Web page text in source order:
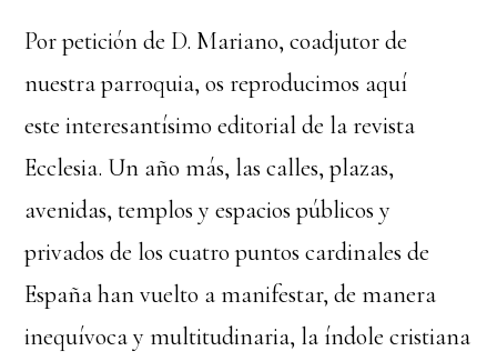
Por petición de D. Mariano, coadjutor de
nuestra parroquia, os reproducimos aquí
este interesantísimo editorial de la revista
Ecclesia. Un año más, las calles, plazas,
avenidas, templos y espacios públicos y
privados de los cuatro puntos cardinales de
España han vuelto a manifestar, de manera
inequívoca y multitudinaria, la índole cristiana